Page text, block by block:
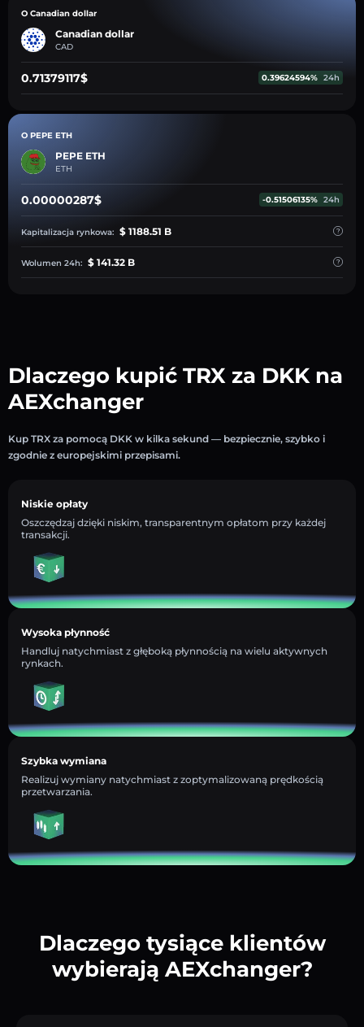
O Canadian dollar
Canadian dollar
CAD
0.71379117$ 0.39624594% 24h
O PEPE ETH
PEPE ETH
ETH
0.00000287$ -0.51506135% 24h
Kapitalizacja rynkowa: $ 1188.51 B
Wolumen 24h: $ 141.32 B
Dlaczego kupić TRX za DKK na
AEXchanger
Kup TRX za pomocą DKK w kilka sekund — bezpiecznie, szybko i
zgodnie z europejskimi przepisami.
Niskie opłaty
Oszczędzaj dzięki niskim, transparentnym opłatom przy każdej
transakcji.
Wysoka płynność
Handluj natychmiast z głęboką płynnością na wielu aktywnych
rynkach.
Szybka wymiana
Realizuj wymiany natychmiast z zoptymalizowaną prędkością
przetwarzania.
Dlaczego tysiące klientów
wybierają AEXchanger?